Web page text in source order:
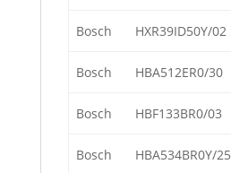
Bosch HXR39ID50Y/02
Bosch HBA512ER0/30
Bosch HBF133BR0/03
Bosch HBA534BR0Y/25